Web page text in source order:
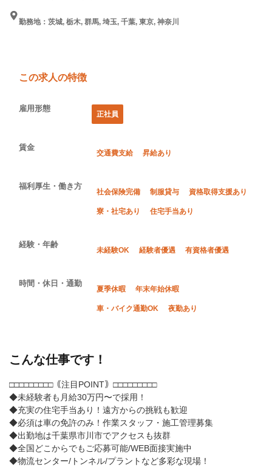
勤務地：茨城, 栃木, 群馬, 埼玉, 千葉, 東京, 神奈川
この求人の特徴
雇用形態
正社員
賃金
交通費支給 昇給あり
福利厚生・働き方
社会保険完備 制服貸与 資格取得支援あり
寮・社宅あり 住宅手当あり
経験・年齢
未経験OK 経験者優遇 有資格者優遇
時間・休日・通勤
夏季休暇 年末年始休暇
車・バイク通勤OK 夜勤あり
こんな仕事です！
□□□□□□□□□｟注目POINT｠□□□□□□□□□
◆未経験者も月給30万円〜で採用！
◆充実の住宅手当あり！遠方からの挑戦も歓迎
◆必須は車の免許のみ！作業スタッフ・施工管理募集
◆出勤地は千葉県市川市でアクセスも抜群
◆全国どこからでもご応募可能/WEB面接実施中
◆物流センター/トンネル/プラントなど多彩な現場！